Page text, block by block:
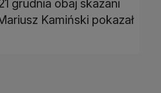
grudnia obaj skazani
Kamiński pokazał